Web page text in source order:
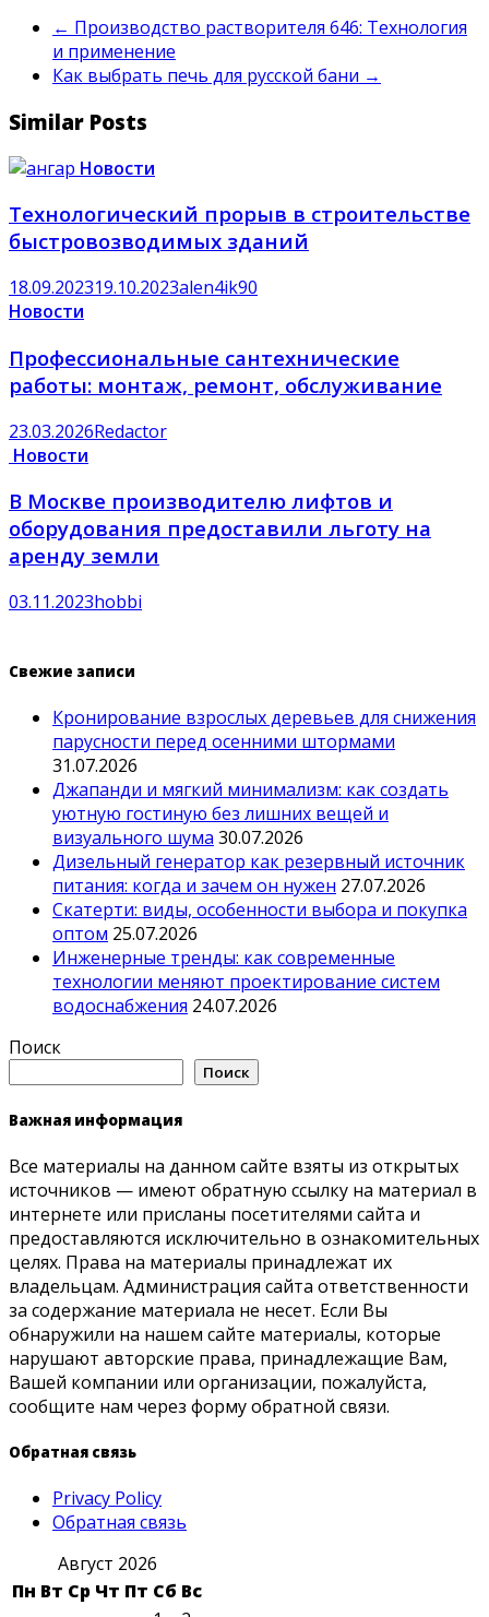
← Производство растворителя 646: Технология
и применение
Как выбрать печь для русской бани →
Similar Posts
Новости
Технологический прорыв в строительстве
быстровозводимых зданий
18.09.202319.10.2023alen4ik90
Новости
Профессиональные сантехнические
работы: монтаж, ремонт, обслуживание
23.03.2026Redactor
Новости
В Москве производителю лифтов и
оборудования предоставили льготу на
аренду земли
03.11.2023hobbi
Свежие записи
Кронирование взрослых деревьев для снижения
парусности перед осенними штормами
31.07.2026
Джапанди и мягкий минимализм: как создать
уютную гостиную без лишних вещей и
визуального шума 30.07.2026
Дизельный генератор как резервный источник
питания: когда и зачем он нужен 27.07.2026
Скатерти: виды, особенности выбора и покупка
оптом 25.07.2026
Инженерные тренды: как современные
технологии меняют проектирование систем
водоснабжения 24.07.2026
Поиск
Поиск
Важная информация
Все материалы на данном сайте взяты из открытых
источников — имеют обратную ссылку на материал в
интернете или присланы посетителями сайта и
предоставляются исключительно в ознакомительных
целях. Права на материалы принадлежат их
владельцам. Администрация сайта ответственности
за содержание материала не несет. Если Вы
обнаружили на нашем сайте материалы, которые
нарушают авторские права, принадлежащие Вам,
Вашей компании или организации, пожалуйста,
сообщите нам через форму обратной связи.
Обратная связь
Privacy Policy
Обратная связь
Август 2026
Пн Вт Ср Чт Пт Сб Вс